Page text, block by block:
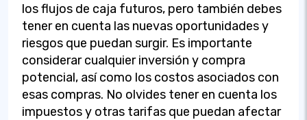
los flujos de caja futuros, pero también debes
tener en cuenta las nuevas oportunidades y
riesgos que puedan surgir. Es importante
considerar cualquier inversión y compra
potencial, así como los costos asociados con
esas compras. No olvides tener en cuenta los
impuestos y otras tarifas que puedan afectar